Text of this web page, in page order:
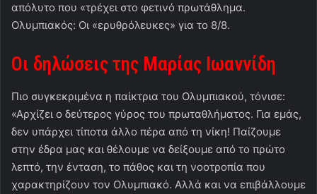
απόλυτο που «τρέχει στο φετινό πρωτάθλημα.
Ολυμπιακός: Οι «ερυθρόλευκες» για το 8/8.
Οι δηλώσεις της Μαρίας Ιωαννίδη
Πιο συγκεκριμένα η παίκτρια του Ολυμπιακού, τόνισε:
«Αρχίζει ο δεύτερος γύρος του πρωταθλήματος. Για εμάς,
δεν υπάρχει τίποτα άλλο πέρα από τη νίκη! Παίζουμε
στην έδρα μας και θέλουμε να δείξουμε από το πρώτο
λεπτό, την ένταση, το πάθος και τη νοοτροπία που
χαρακτηρίζουν τον Ολυμπιακό. Αλλά και να επιβάλλουμε